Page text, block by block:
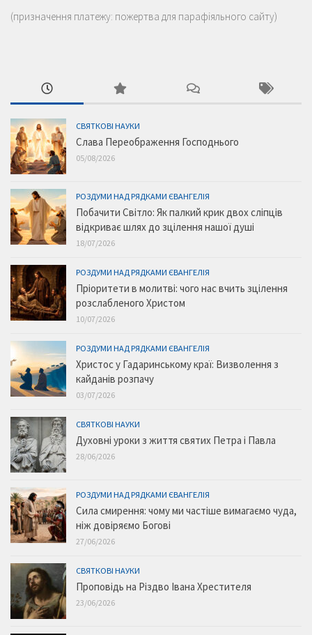
(призначення платежу: пожертва для парафіяльного сайту)
СВЯТКОВІ НАУКИ
Слава Переображення Господнього
05/08/2026
РОЗДУМИ НАД РЯДКАМИ ЄВАНГЕЛІЯ
Побачити Світло: Як палкий крик двох сліпців
відкриває шлях до зцілення нашої душі
18/07/2026
РОЗДУМИ НАД РЯДКАМИ ЄВАНГЕЛІЯ
Пріоритети в молитві: чого нас вчить зцілення
розслабленого Христом
10/07/2026
РОЗДУМИ НАД РЯДКАМИ ЄВАНГЕЛІЯ
Христос у Гадаринському краї: Визволення з
кайданів розпачу
03/07/2026
СВЯТКОВІ НАУКИ
Духовні уроки з життя святих Петра і Павла
28/06/2026
РОЗДУМИ НАД РЯДКАМИ ЄВАНГЕЛІЯ
Сила смирення: чому ми частіше вимагаємо чуда,
ніж довіряємо Богові
27/06/2026
СВЯТКОВІ НАУКИ
Проповідь на Різдво Івана Хрестителя
23/06/2026